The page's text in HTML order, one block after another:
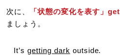
次に、 「状態の変化を表す」get
ましょう。
It’sgetting dark outside.